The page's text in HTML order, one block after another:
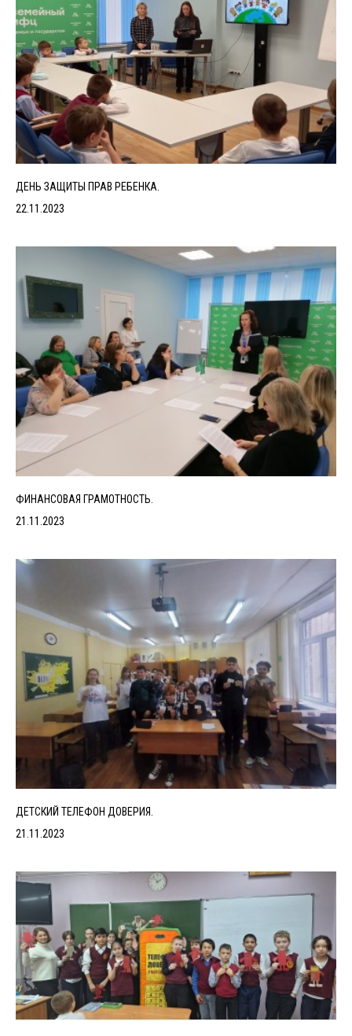
ДЕНЬ ЗАЩИТЫ ПРАВ РЕБЕНКА.
22.11.2023
ФИНАНСОВАЯ ГРАМОТНОСТЬ.
21.11.2023
ДЕТСКИЙ ТЕЛЕФОН ДОВЕРИЯ.
21.11.2023